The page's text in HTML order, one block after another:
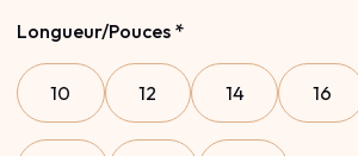
Longueur/Pouces *
10 12 14 16